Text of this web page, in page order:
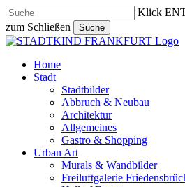
Skip
to
main
content
Klick
zum Schließen
Suche
Close
search
Menu
Home
Stadt
Stadtbilder
Abbruch & Neubau
Architektur
Allgemeines
Gastro & Shopping
Urban Art
Murals & Wandbilder
Freiluftgalerie